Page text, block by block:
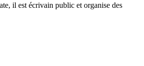
il est écrivain public et organise des